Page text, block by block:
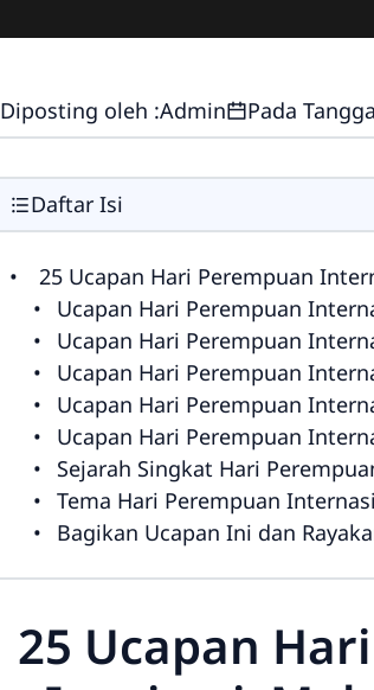
Diposting oleh :Admin Pada
Daftar Isi
25 Ucapan Hari Perempuan
Ucapan Hari Perempuan
Ucapan Hari Perempuan
Ucapan Hari Perempuan
Ucapan Hari Perempuan
Ucapan Hari Perempuan
Sejarah Singkat Hari
Tema Hari Perempuan
Bagikan Ucapan Ini dan
25 Ucapan